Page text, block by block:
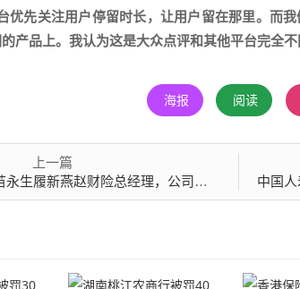
优先关注用户停留时长，让用户留在那里。而
产品上。我认为这是大众点评和其他平台完全
海报 阅读
上一篇
赵财险总经理，公司综合成本率持续高于100% 中国人